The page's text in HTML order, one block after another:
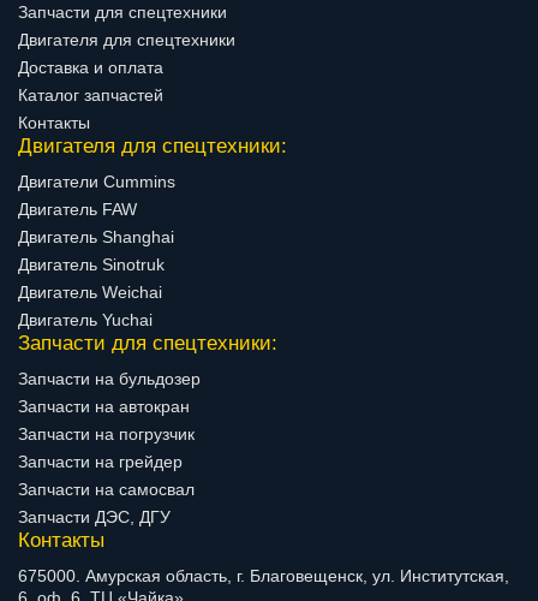
Запчасти для спецтехники
Двигателя для спецтехники
Доставка и оплата
Каталог запчастей
Контакты
Двигателя для спецтехники:
Двигатели Cummins
Двигатель FAW
Двигатель Shanghai
Двигатель Sinotruk
Двигатель Weichai
Двигатель Yuchai
Запчасти для спецтехники:
Запчасти на бульдозер
Запчасти на автокран
Запчасти на погрузчик
Запчасти на грейдер
Запчасти на самосвал
Запчасти ДЭС, ДГУ
Контакты
675000. Амурская область, г. Благовещенск, ул. Институтская,
6. оф. 6. ТЦ «Чайка».